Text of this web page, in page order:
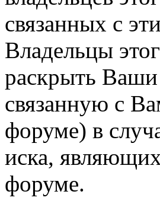
связанных с
Владельцы
раскрыть
связанную с
форуме) в
иска,
форуме.